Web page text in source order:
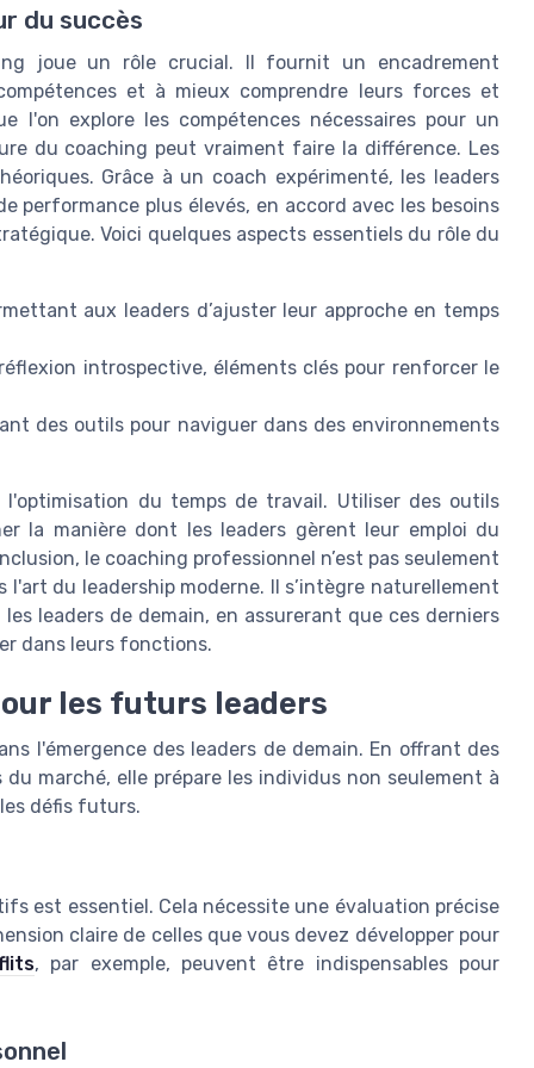
du succès
joue un rôle crucial. Il fournit un encadrement
et à mieux comprendre leurs forces et
l'on explore les compétences nécessaires pour un
du coaching peut vraiment faire la différence. Les
Grâce à un coach expérimenté, les leaders
performance plus élevés, en accord avec les besoins
Voici quelques aspects essentiels du rôle du
aux leaders d’ajuster leur approche en temps
introspective, éléments clés pour renforcer le
des outils pour naviguer dans des environnements
du temps de travail. Utiliser des outils
la manière dont les leaders gèrent leur emploi du
le coaching professionnel n’est pas seulement
du leadership moderne. Il s’intègre naturellement
leaders de demain, en assurerant que ces derniers
dans leurs fonctions.
les futurs leaders
l'émergence des leaders de demain. En offrant des
marché, elle prépare les individus non seulement à
défis futurs.
est essentiel. Cela nécessite une évaluation précise
claire de celles que vous devez développer pour
, par exemple, peuvent être indispensables pour